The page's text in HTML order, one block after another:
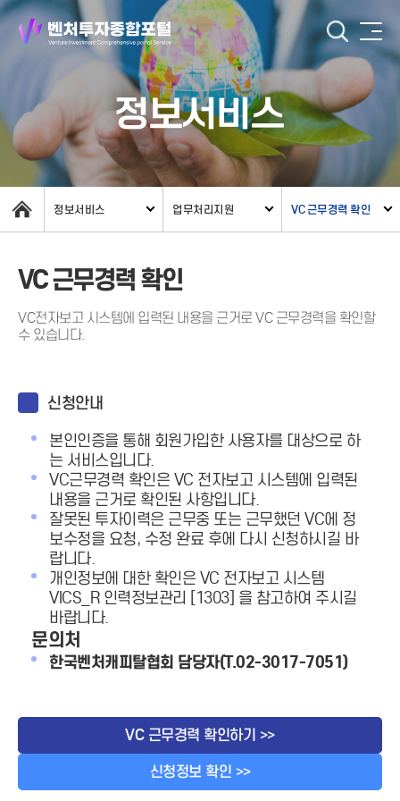
정보서비스
정보서비스 업무처리지원 VC 근무경력 확인
VC 근무경력 확인
VC전자보고 시스템에 입력된 내용을 근거로 VC 근무경력을 확인할
수 있습니다.
신청안내
본인인증을 통해 회원가입한 사용자를 대상으로 하
는 서비스입니다.
VC근무경력 확인은 VC 전자보고 시스템에 입력된
내용을 근거로 확인된 사항입니다.
잘못된 투자이력은 근무중 또는 근무했던 VC에 정
보수정을 요청, 수정 완료 후에 다시 신청하시길 바
랍니다.
개인정보에 대한 확인은 VC 전자보고 시스템
VICS_R 인력정보관리 [1303] 을 참고하여 주시길
바랍니다.
문의처
한국벤처캐피탈협회 담당자(T.02-3017-7051)
VC 근무경력 확인하기 >>
신청정보 확인 >>